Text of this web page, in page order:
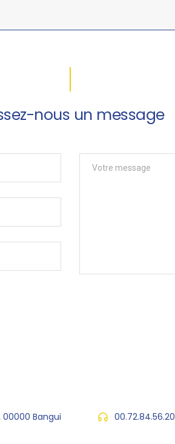
nous un message
00000 Bangui 00.72.84.56.20